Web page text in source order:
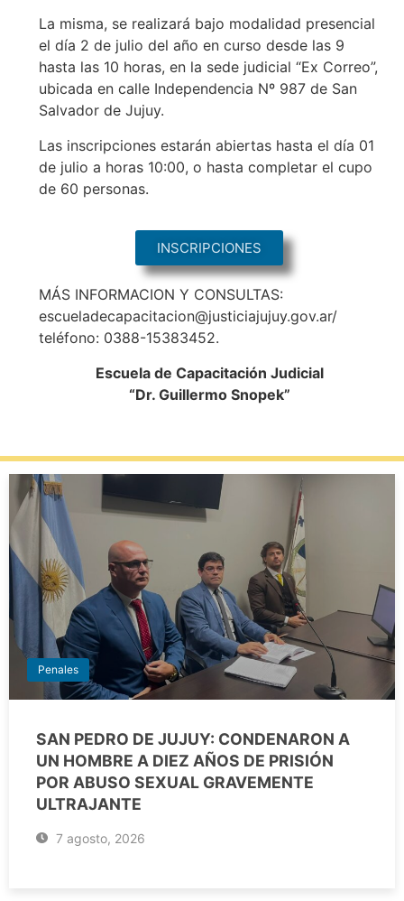
La misma, se realizará bajo modalidad presencial
el día 2 de julio del año en curso desde las 9
hasta las 10 horas, en la sede judicial “Ex Correo”,
ubicada en calle Independencia Nº 987 de San
Salvador de Jujuy.
Las inscripciones estarán abiertas hasta el día 01
de julio a horas 10:00, o hasta completar el cupo
de 60 personas.
INSCRIPCIONES
MÁS INFORMACION Y CONSULTAS:
escueladecapacitacion@justiciajujuy.gov.ar/
teléfono: 0388-15383452.
Escuela de Capacitación Judicial
“Dr. Guillermo Snopek”
Penales
SAN PEDRO DE JUJUY: CONDENARON A
UN HOMBRE A DIEZ AÑOS DE PRISIÓN
POR ABUSO SEXUAL GRAVEMENTE
ULTRAJANTE
7 agosto, 2026